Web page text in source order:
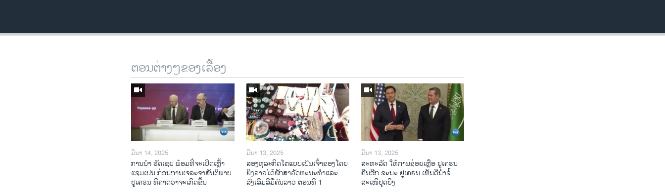
ຕອນຕ່າງໆຂອງເລື້ອງ
ມີນາ 14, 2025
ການ​ນຳ ຣັດ​ເຊຍ ພ້ອມ​ທີ່​ຈະ​ເປີ​ດ​ເຫຼົ້າ​
ແຊມ​ເປນ ກ່ອນການ​ເຈ​ລະ​ຈາ​ສັນ​ຕິ​ພາບ
ຢູ​ເຄ​ຣນ ທີ່​ຄາດ​ວ່າ​ຈະ​ເກີດ​ຂຶ້ນ
ມີນາ 13, 2025
ສອງທຸລະກິດໂຕແບບເປັນເຈົ້າຂອງໂດຍ
ຍິງລາວໄດ້ຮັກສາວັດທະນະທຳແລະ
ສົ່ງເສີມສີມືຄົນລາວ ຕອນທີ 1
ມີນາ 13, 2025
ສະຫະລັດ ໃຫ້ການຊ່ອຍເຫຼືອ ຢູເຄຣນ
ຄືນອີກ ຂະນະ ຢູເຄຣນ ເຫັນດີນຳຂໍ້
ສະເໜີຢຸດຍິງ